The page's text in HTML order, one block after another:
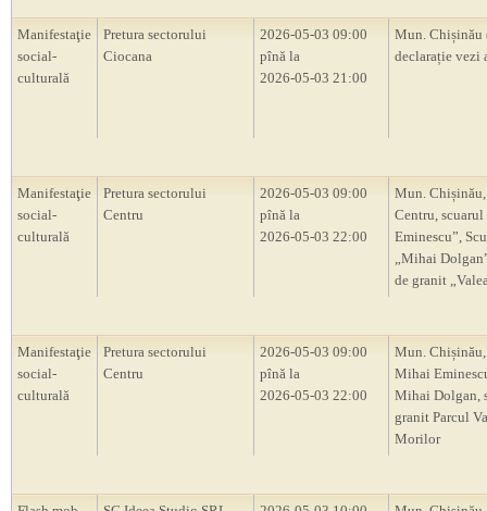
Manifestaţie
social-
culturală
Pretura sectorului
Ciocana
2026-05-03 09:00
pînă la
2026-05-03 21:00
Mun. Chișinău
declarație vezi
Manifestaţie
social-
culturală
Pretura sectorului
Centru
2026-05-03 09:00
pînă la
2026-05-03 22:00
Mun. Chișinău,
Centru,
Eminescu”,
„Mihai
de granit
Manifestaţie
social-
culturală
Pretura sectorului
Centru
2026-05-03 09:00
pînă la
2026-05-03 22:00
Mun.
Mihai
Mihai Dolgan,
granit Parcul
Morilor